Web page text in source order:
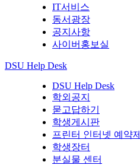
IT서비스
동서광장
공지사항
사이버홍보실
DSU Help Desk
DSU Help Desk
학외공지
묻고답하기
학생게시판
프린터 인터넷 예약제
학생장터
분실물 센터